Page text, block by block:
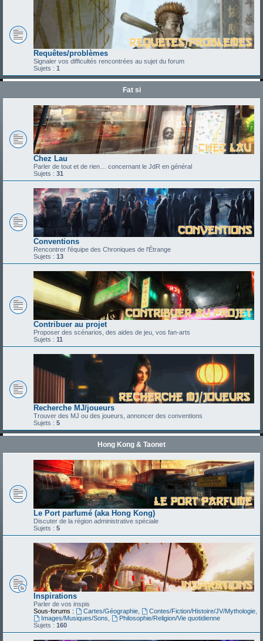
Requêtes/problèmes
Signaler vos difficultés rencontrées au sujet du forum
Sujets : 1
Fat si
Chez Lau
Parler de tout et de rien… concernant le JdR en général
Sujets : 31
Conventions
Rencontrer l'équipe des Chroniques de l'Étrange
Sujets : 13
Contribuer au projet
Proposer des scénarios, des aides de jeu, vos fan-arts
Sujets : 11
Recherche MJ/joueurs
Trouver des MJ ou des joueurs, annoncer des conventions
Sujets : 5
Hong Kong & Taonet
Le Port parfumé (aka Hong Kong)
Discuter de la région administrative spéciale
Sujets : 5
Inspirations
Parler de vos inspis
Sous-forums :
Cartes/Géographie, Contes/Fiction/Histoire/JV/Mythologie,
Images/Musiques/Sons
Philosophie/Religion/Vie quotidienne
Sujets : 160